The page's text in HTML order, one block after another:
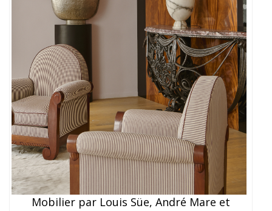
Mobilier par Louis Süe, André Mare et